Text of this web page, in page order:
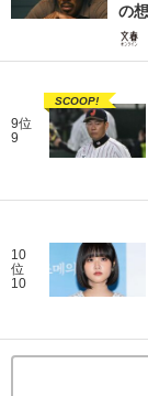
の
9位
9
SCOOP!
10
位
10